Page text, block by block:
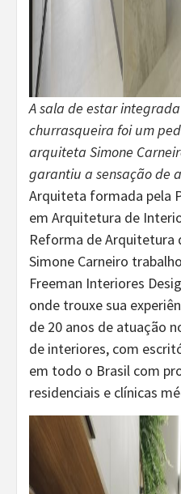
A sala de estar
churrasqueira foi um
arquiteta Simone
garantiu a sensação de
Arquiteta formada pela
em Arquitetura de
Reforma de Arquitetura
Simone Carneiro
Freeman Interiores
onde trouxe sua
de 20 anos de atuação
de interiores, com
em todo o Brasil com
residenciais e clínicas